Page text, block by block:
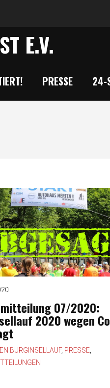
E.V.
PRESSE 24-
07/2020:
2020 wegen
BURGINSELLAUF, PRESSE